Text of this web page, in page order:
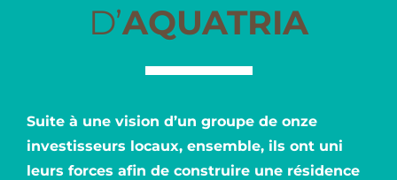
D’AQUATRIA
Suite à une vision d’un groupe de onze
investisseurs locaux, ensemble, ils ont uni
leurs forces afin de construire une résidence